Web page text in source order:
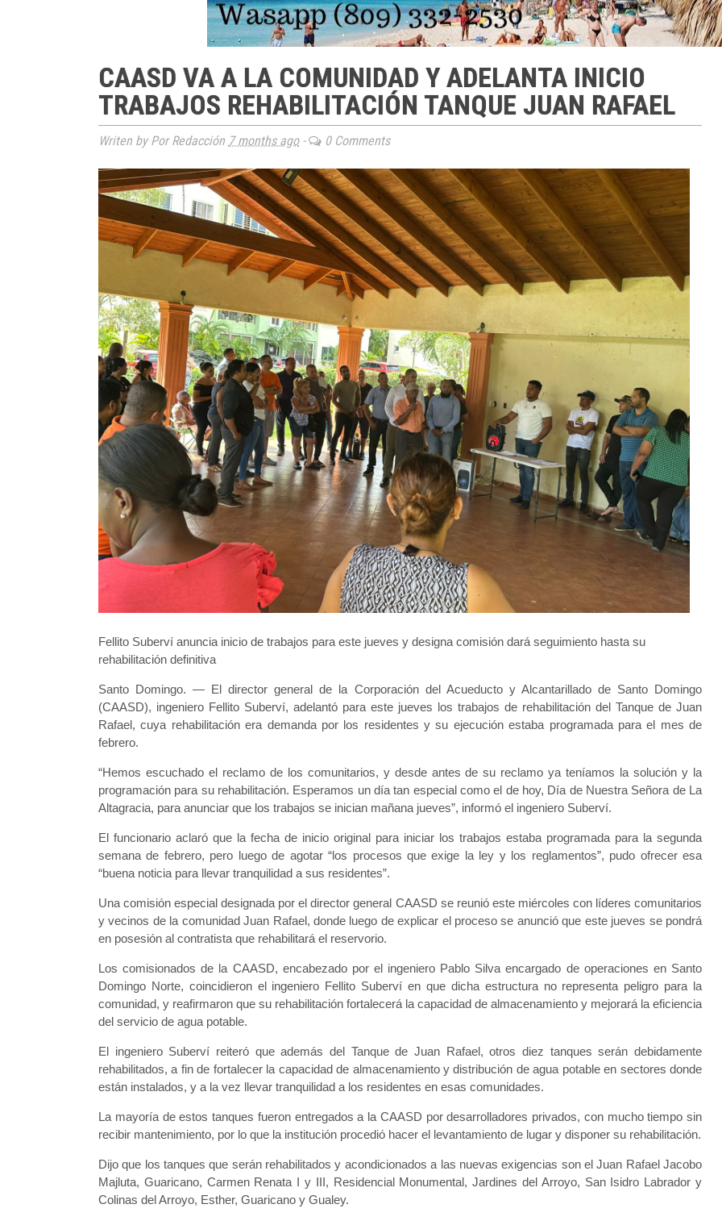
CAASD VA A LA COMUNIDAD Y ADELANTA INICIO
TRABAJOS REHABILITACIÓN TANQUE JUAN RAFAEL
Writen by Por Redacción 7 months ago- 0 Comments
Fellito Suberví anuncia inicio de trabajos para este jueves y designa comisión dará seguimiento hasta su
rehabilitación definitiva
Santo Domingo. — El director general de la Corporación del Acueducto y Alcantarillado de Santo Domingo
(CAASD), ingeniero Fellito Suberví, adelantó para este jueves los trabajos de rehabilitación del Tanque de Juan
Rafael, cuya rehabilitación era demanda por los residentes y su ejecución estaba programada para el mes de
febrero.
“Hemos escuchado el reclamo de los comunitarios, y desde antes de su reclamo ya teníamos la solución y la
programación para su rehabilitación. Esperamos un día tan especial como el de hoy, Día de Nuestra Señora de La
Altagracia, para anunciar que los trabajos se inician mañana jueves”, informó el ingeniero Suberví.
El funcionario aclaró que la fecha de inicio original para iniciar los trabajos estaba programada para la segunda
semana de febrero, pero luego de agotar “los procesos que exige la ley y los reglamentos”, pudo ofrecer esa
“buena noticia para llevar tranquilidad a sus residentes”.
Una comisión especial designada por el director general CAASD se reunió este miércoles con líderes comunitarios
y vecinos de la comunidad Juan Rafael, donde luego de explicar el proceso se anunció que este jueves se pondrá
en posesión al contratista que rehabilitará el reservorio.
Los comisionados de la CAASD, encabezado por el ingeniero Pablo Silva encargado de operaciones en Santo
Domingo Norte, coincidieron el ingeniero Fellito Suberví en que dicha estructura no representa peligro para la
comunidad, y reafirmaron que su rehabilitación fortalecerá la capacidad de almacenamiento y mejorará la eficiencia
del servicio de agua potable.
El ingeniero Suberví reiteró que además del Tanque de Juan Rafael, otros diez tanques serán debidamente
rehabilitados, a fin de fortalecer la capacidad de almacenamiento y distribución de agua potable en sectores donde
están instalados, y a la vez llevar tranquilidad a los residentes en esas comunidades.
La mayoría de estos tanques fueron entregados a la CAASD por desarrolladores privados, con mucho tiempo sin
recibir mantenimiento, por lo que la institución procedió hacer el levantamiento de lugar y disponer su rehabilitación.
Dijo que los tanques que serán rehabilitados y acondicionados a las nuevas exigencias son el Juan Rafael Jacobo
Majluta, Guaricano, Carmen Renata I y III, Residencial Monumental, Jardines del Arroyo, San Isidro Labrador y
Colinas del Arroyo, Esther, Guaricano y Gualey.